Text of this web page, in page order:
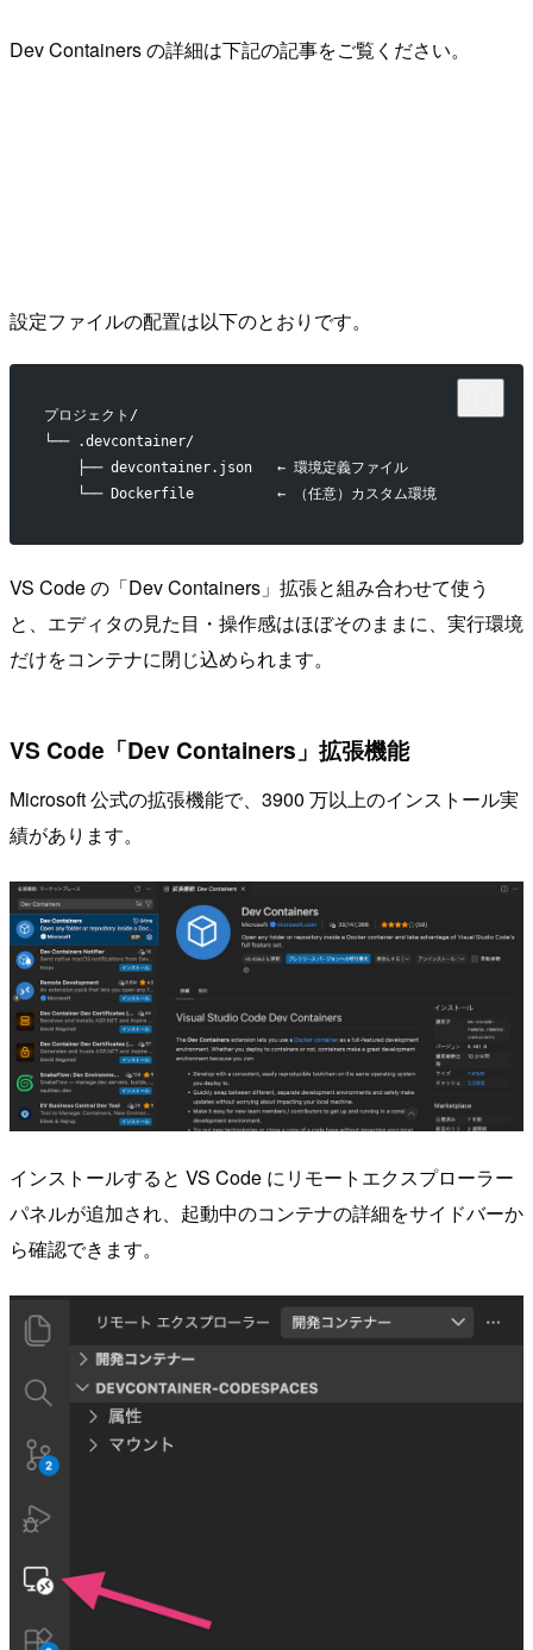
Dev Containers の詳細は下記の記事をご覧ください。
設定ファイルの配置は以下のとおりです。
プロジェクト/
└── .devcontainer/
    ├── devcontainer.json   ← 環境定義ファイル
    └── Dockerfile          ← （任意）カスタム環境
VS Code の「Dev Containers」拡張と組み合わせて使う
と、エディタの見た目・操作感はほぼそのままに、実行環境
だけをコンテナに閉じ込められます。
VS Code「Dev Containers」拡張機能
Microsoft 公式の拡張機能で、3900 万以上のインストール実
績があります。
インストールすると VS Code にリモートエクスプローラー
パネルが追加され、起動中のコンテナの詳細をサイドバーか
ら確認できます。